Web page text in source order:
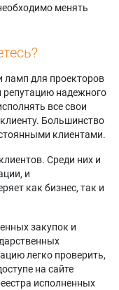
менять
ламп для проекторов
репутацию надежного
все свои
Большинство
клиентами.
Среди них и
и
как бизнес, так и
закупок и
легко проверить,
на сайте
исполненных